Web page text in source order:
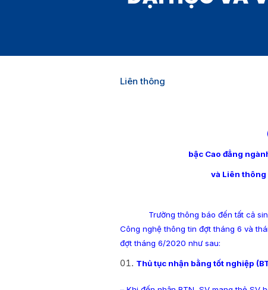
Liên thông
bậc Cao đẳng
và Liên
Trường thông báo đến tất cả sinh
Công nghệ thông tin đợt tháng 6 và
đợt tháng 6/2020 như sau:
Thủ tục nhận bằng tốt nghiệp